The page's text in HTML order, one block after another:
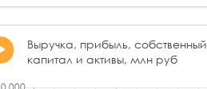
Выручка, прибыль, собственный
капитал и активы, млн руб